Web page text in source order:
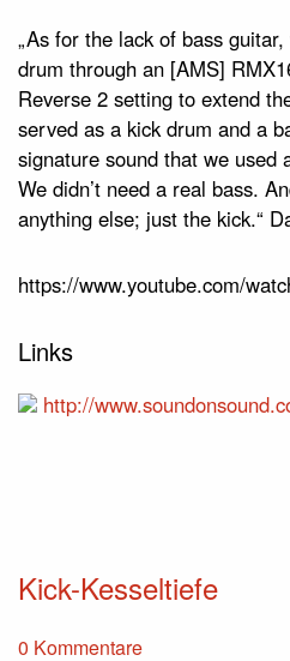
„As for the lack of bass
drum through an [AMS]
Reverse 2 setting to extend
served as a kick drum and a
signature sound that we used
We didn’t need a real bass.
anything else; just the kick.“
https://www.youtube.com/
Links
http://
Kick-Kesseltiefe
0 Kommentare